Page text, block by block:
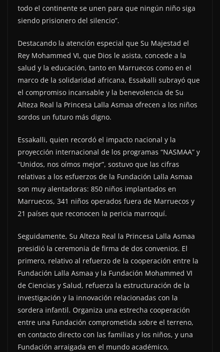
todo el continente se unen para que ningún niño siga
siendo prisionero del silencio”.
Destacando la atención especial que Su Majestad el
Rey Mohammed VI, que Dios le asista, concede a la
salud y la educación, tanto en Marruecos como en el
marco de la solidaridad africana, Essakalli subrayó que
el compromiso incansable y la benevolencia de Su
Alteza Real la Princesa Lalla Asmaa ofrecen a los niños
sordos un futuro más digno.
Essakalli, quien recordó el impacto nacional y la
proyección internacional de los programas “NASMAA” y
“Unidos, nos oímos mejor”, sostuvo que las cifras
relativas a los esfuerzos de la Fundación Lalla Asmaa
son muy alentadoras: 850 niños implantados en
Marruecos, 341 niños operados fuera de Marruecos y
21 países que reconocen la pericia marroquí.
Seguidamente, Su Alteza Real la Princesa Lalla Asmaa
presidió la ceremonia de firma de dos convenios. El
primero, relativo al refuerzo de la cooperación entre la
Fundación Lalla Asmaa y la Fundación Mohammed VI
de Ciencias y Salud, refuerza la estructuración de la
investigación y la innovación relacionadas con la
sordera infantil. Organiza una estrecha cooperación
entre una Fundación comprometida sobre el terreno,
en contacto directo con las familias y los niños, y una
Fundación arraigada en el mundo académico,